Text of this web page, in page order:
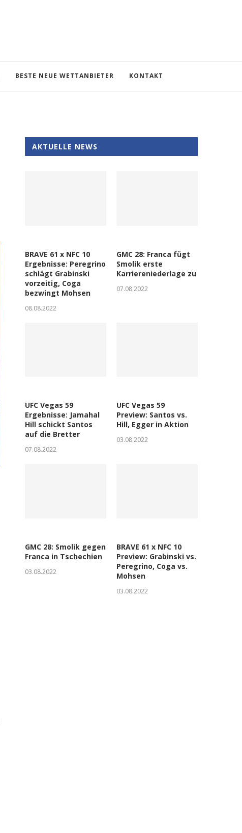
BESTE NEUE WETTANBIETER KONTAKT
AKTUELLE NEWS
BRAVE 61 x NFC 10
Ergebnisse: Peregrino
schlägt Grabinski
vorzeitig, Coga
bezwingt Mohsen
08.08.2022
GMC 28: Franca fügt
Smolik erste
Karriereniederlage zu
07.08.2022
UFC Vegas 59
Ergebnisse: Jamahal
Hill schickt Santos
auf die Bretter
07.08.2022
UFC Vegas 59
Preview: Santos vs.
Hill, Egger in Aktion
03.08.2022
GMC 28: Smolik gegen
Franca in Tschechien
03.08.2022
BRAVE 61 x NFC 10
Preview: Grabinski vs.
Peregrino, Coga vs.
Mohsen
03.08.2022